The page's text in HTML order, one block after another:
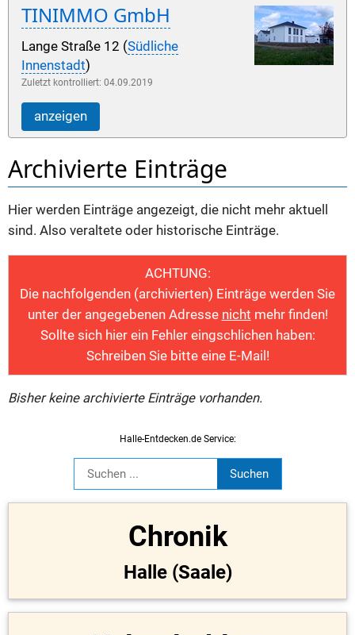
TINIMMO GmbH
Lange Straße 12 (Südliche
Innenstadt)
Zuletzt kontrolliert: 04.09.2019
anzeigen
Archivierte Einträge
Hier werden Einträge angezeigt, die nicht mehr aktuell
sind. Also veraltete oder historische Einträge.
ACHTUNG:
Die nachfolgenden (archivierten) Einträge werden Sie
unter der angegebenen Adresse nicht mehr finden!
Sollte sich hier ein Fehler eingschlichen haben:
Schreiben Sie bitte eine E-Mail!
Bisher keine archivierte Einträge vorhanden.
Halle-Entdecken.de Service:
Chronik
Halle (Saale)